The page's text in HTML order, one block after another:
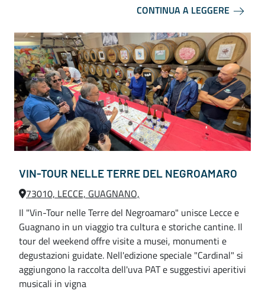
CONTINUA A LEGGERE
VIN-TOUR NELLE TERRE DEL NEGROAMARO
73010, LECCE, GUAGNANO,
Il "Vin-Tour nelle Terre del Negroamaro" unisce Lecce e
Guagnano in un viaggio tra cultura e storiche cantine. Il
tour del weekend offre visite a musei, monumenti e
degustazioni guidate. Nell'edizione speciale "Cardinal" si
aggiungono la raccolta dell'uva PAT e suggestivi aperitivi
musicali in vigna